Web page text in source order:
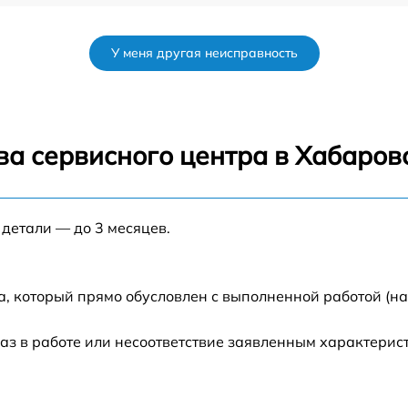
У меня другая неисправность
сервисного центра в
— до 3 месяцев.
который прямо обусловлен с выполненной работой
в работе или несоответствие заявленным